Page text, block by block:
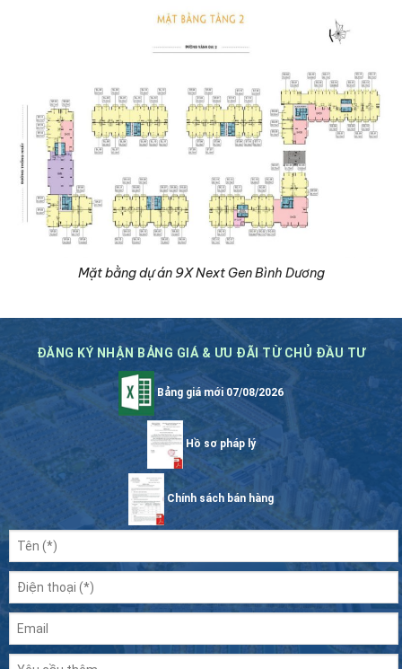
Mặt bằng dự án 9X Next Gen Bình Dương
ĐĂNG KÝ NHẬN BẢNG GIÁ & ƯU ĐÃI TỪ CHỦ ĐẦU TƯ
Bảng giá mới 07/08/2026
Hồ sơ pháp lý
Chính sách bán hàng